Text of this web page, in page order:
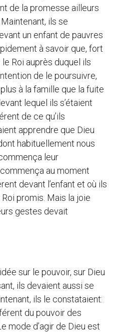
de la promesse ailleurs
ils se
un enfant de pauvres
à savoir que, fort
Roi auprès duquel ils
de le poursuivre,
à la famille que la fuite
lequel ils s’étaient
de ce qu’ils
apprendre que Dieu
habituellement nous
leur
au moment
devant l’enfant et où ils
promis. Mais la joie
gestes devait
sur le pouvoir, sur Dieu
ils devaient aussi se
ils le constataient:
du pouvoir des
mode d’agir de Dieu est